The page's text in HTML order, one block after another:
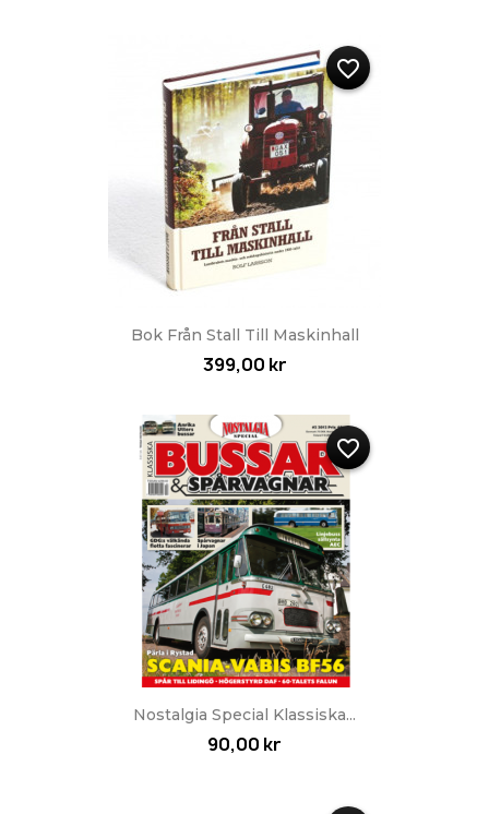
Bok Från Stall Till Maskinhall
399,00 kr
favorite_border
Nostalgia Special Klassiska...
90,00 kr
favorite_border